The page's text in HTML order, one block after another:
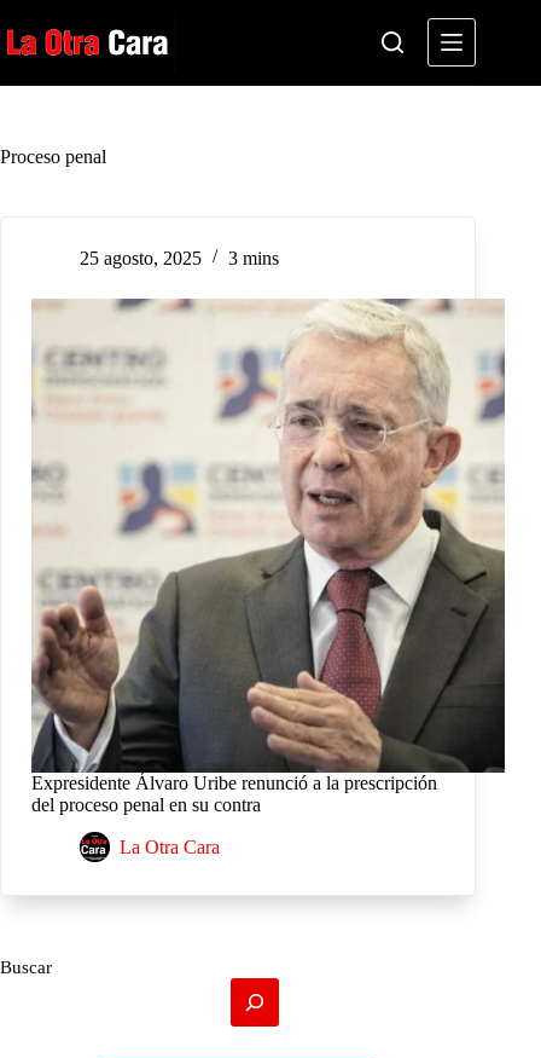
al
contenido
Proceso penal
25 agosto, 2025 3 mins
Expresidente Álvaro Uribe renunció a la prescripción
del proceso penal en su contra
La Otra Cara
Buscar